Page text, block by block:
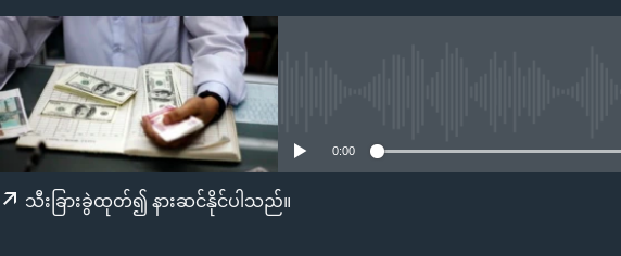
0:00
သီးခြားခွဲထုတ်၍ နားဆင်နိုင်ပါသည်။